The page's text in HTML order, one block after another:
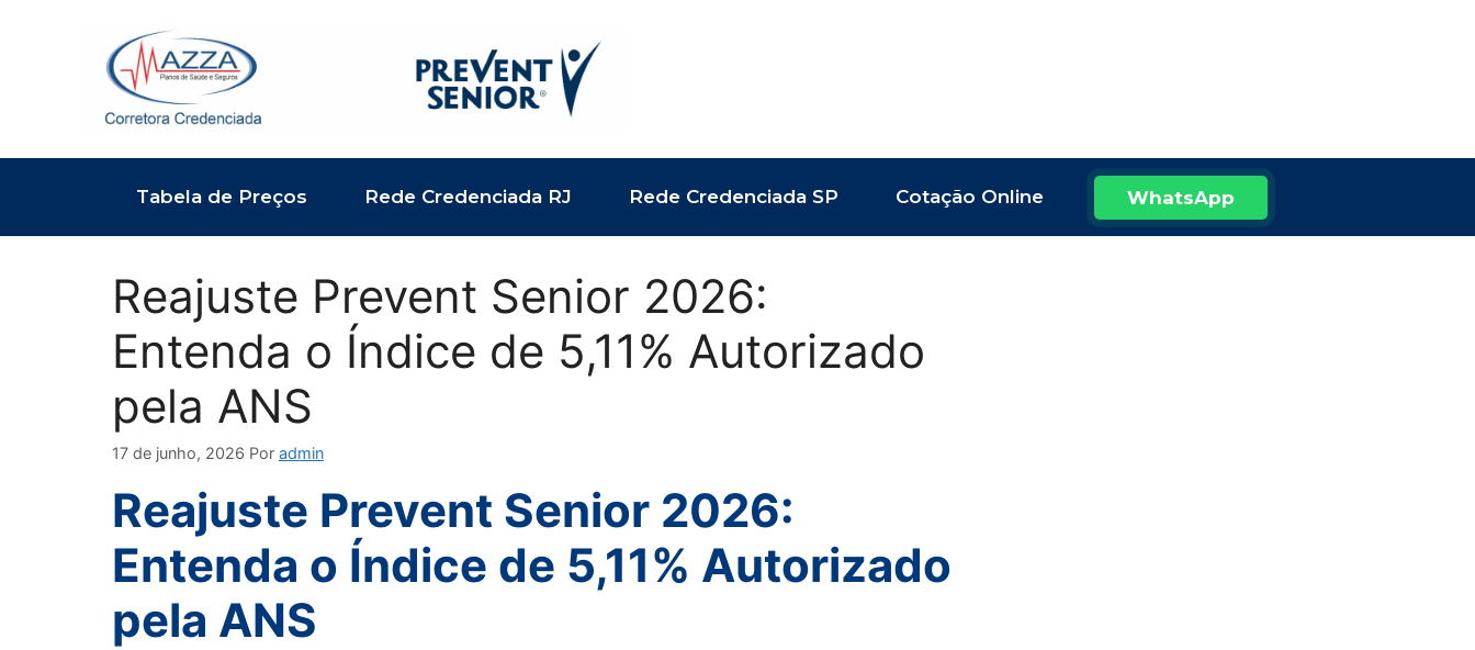
Tabela de Preços Rede Credenciada RJ Rede Credenciada SP Cotação Online WhatsApp
Reajuste Prevent Senior 2026:
Entenda o Índice de 5,11% Autorizado
pela ANS
17 de junho, 2026 Por admin
Reajuste Prevent Senior 2026:
Entenda o Índice de 5,11% Autorizado
pela ANS